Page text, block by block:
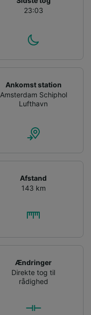
23:03
Ankomst station
Amsterdam Schiphol
Lufthavn
Afstand
143 km
Ændringer
Direkte tog til
rådighed